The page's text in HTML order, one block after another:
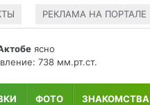
РЕКЛАМА НА ПОРТАЛЕ
ясно
738 мм.рт.ст.
ФОТО ЗНАКОМСТВА